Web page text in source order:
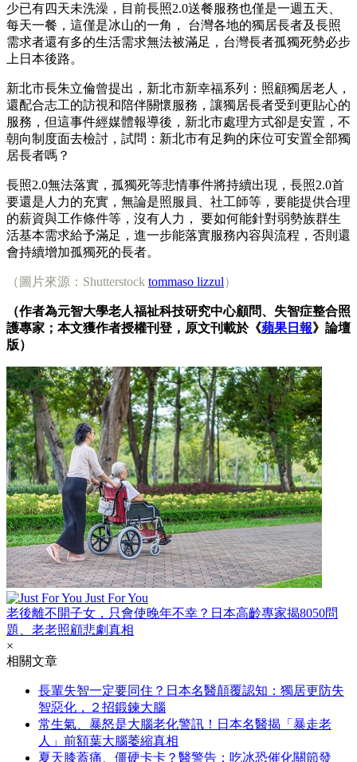
少已有四天未洗澡，目前長照2.0送餐服務也僅是一週五天、
每天一餐，這僅是冰山的一角， 台灣各地的獨居長者及長照
需求者還有多的生活需求無法被滿足，台灣長者孤獨死勢必步
上日本後路。
新北市長朱立倫曾提出，新北市新幸福系列：照顧獨居老人，
還配合志工的訪視和陪伴關懷服務，讓獨居長者受到更貼心的
服務，但這事件經媒體報導後，新北市處理方式卻是安置，不
朝向制度面去檢討，試問：新北市有足夠的床位可安置全部獨
居長者嗎？
長照2.0無法落實，孤獨死等悲情事件將持續出現，長照2.0首
要還是人力的充實，無論是照服員、社工師等，要能提供合理
的薪資與工作條件等，沒有人力， 要如何能針對弱勢族群生
活基本需求給予滿足，進一步能落實服務內容與流程，否則還
會持續增加孤獨死的長者。
（圖片來源：Shutterstock tommaso lizzul）
（作者為元智大學老人福祉科技研究中心顧問、失智症整合照
護專家；本文獲作者授權刊登，原文刊載於《蘋果日報》論壇
版）
Just For You
老後離不開子女，只會使晚年不幸？日本高齡專家揭8050問
題、老老照顧悲劇真相
×
相關文章
長輩失智一定要同住？日本名醫顛覆認知：獨居更防失
智惡化，２招鍛鍊大腦
常生氣、暴怒是大腦老化警訊！日本名醫揭「暴走老
人」前額葉大腦萎縮真相
夏天膝蓋痛、僵硬卡卡？醫警告：吃冰恐催化關節發